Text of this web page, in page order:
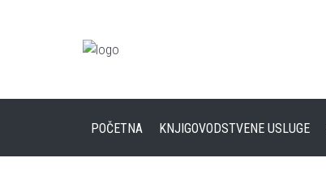
POČETNA KNJIGOVODSTVENE USLUGE